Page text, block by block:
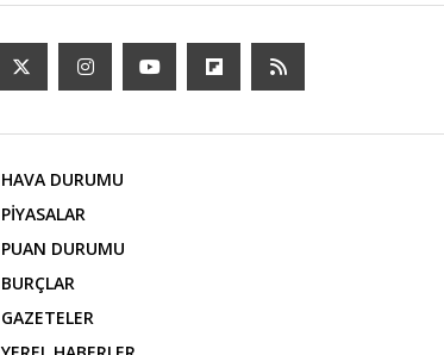
HAVA DURUMU
PİYASALAR
PUAN DURUMU
BURÇLAR
GAZETELER